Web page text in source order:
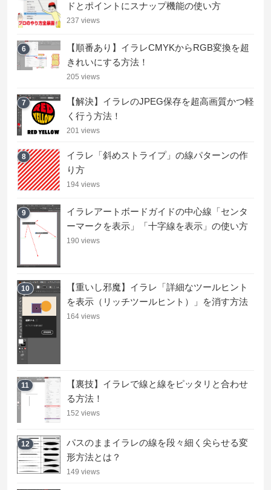
ドとポイントにスナップ機能の使い方
237 views
6
【順番あり】イラレCMYKからRGB変換を超
きれいにする方法！
205 views
7
【解決】イラレのJPEG保存を超高画質かつ軽
く行う方法！
201 views
8
イラレ「斜めストライプ」の線パターンの作
り方
194 views
9
イラレアートボードガイドの中心線「センタ
ーマークを表示」「十字線を表示」の使い方
190 views
10
【重いし邪魔】イラレ「詳細なツールヒント
を表示（リッチツールヒント）」を消す方法
164 views
11
【裏技】イラレで線と線をピッタリと合わせ
る方法！
152 views
12
パスのままイラレの線を段々細く尖らせる変
形方法とは？
149 views